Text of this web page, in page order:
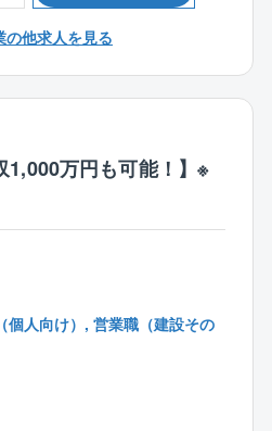
勤シフトがある可能性もござ
ないか
備点検を⾏います。
なものはその場で対応、難
頼します。
、社内メンバーをはじめ、
ミュニケーションを取りな
の他求人を見る
1,000万円も可能！】※
個人向け）, 営業職（建設その